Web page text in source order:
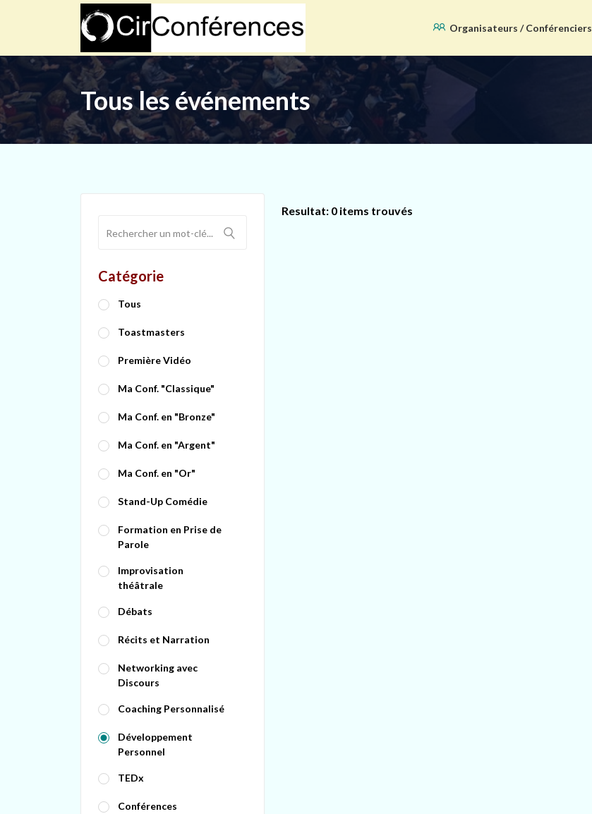
Organisateurs / Conférenciers
Tous les événements
Catégorie
Tous
Toastmasters
Première Vidéo
Ma Conf. "Classique"
Ma Conf. en "Bronze"
Ma Conf. en "Argent"
Ma Conf. en "Or"
Stand-Up Comédie
Formation en Prise de
Parole
Improvisation
théâtrale
Débats
Récits et Narration
Networking avec
Discours
Coaching Personnalisé
Développement
Personnel
TEDx
Conférences
Resultat: 0 items trouvés